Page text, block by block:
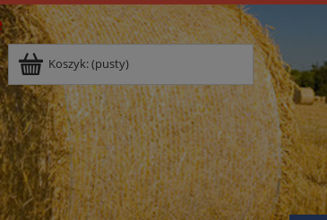
Koszyk:(pusty)